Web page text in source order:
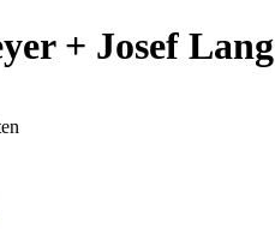
+ Josef Lang